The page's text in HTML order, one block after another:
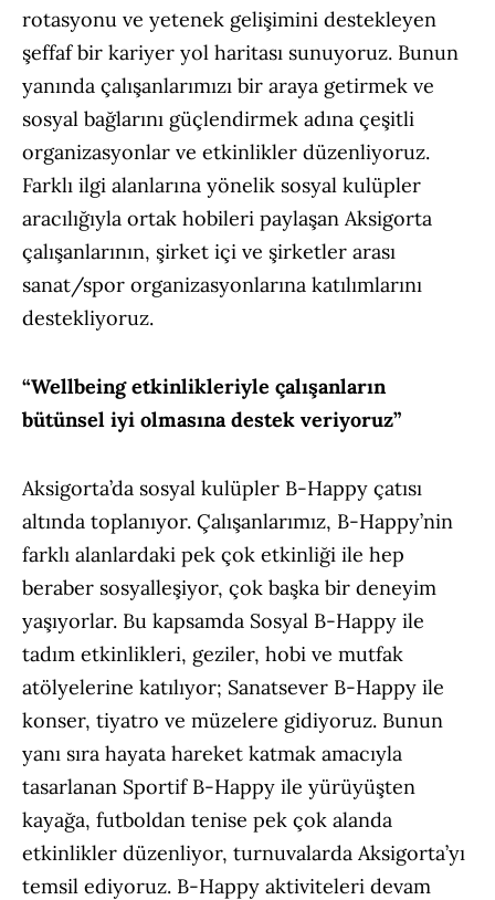
rotasyonu ve yetenek gelişimini destekleyen
şeffaf bir kariyer yol haritası sunuyoruz. Bunun
yanında çalışanlarımızı bir araya getirmek ve
sosyal bağlarını güçlendirmek adına çeşitli
organizasyonlar ve etkinlikler düzenliyoruz.
Farklı ilgi alanlarına yönelik sosyal kulüpler
aracılığıyla ortak hobileri paylaşan Aksigorta
çalışanlarının, şirket içi ve şirketler arası
sanat/spor organizasyonlarına katılımlarını
destekliyoruz.
“Wellbeing etkinlikleriyle çalışanların
bütünsel iyi olmasına destek veriyoruz”
Aksigorta’da sosyal kulüpler B-Happy çatısı
altında toplanıyor. Çalışanlarımız, B-Happy’nin
farklı alanlardaki pek çok etkinliği ile hep
beraber sosyalleşiyor, çok başka bir deneyim
yaşıyorlar. Bu kapsamda Sosyal B-Happy ile
tadım etkinlikleri, geziler, hobi ve mutfak
atölyelerine katılıyor; Sanatsever B-Happy ile
konser, tiyatro ve müzelere gidiyoruz. Bunun
yanı sıra hayata hareket katmak amacıyla
tasarlanan Sportif B-Happy ile yürüyüşten
kayağa, futboldan tenise pek çok alanda
etkinlikler düzenliyor, turnuvalarda Aksigorta’yı
temsil ediyoruz. B-Happy aktiviteleri devam